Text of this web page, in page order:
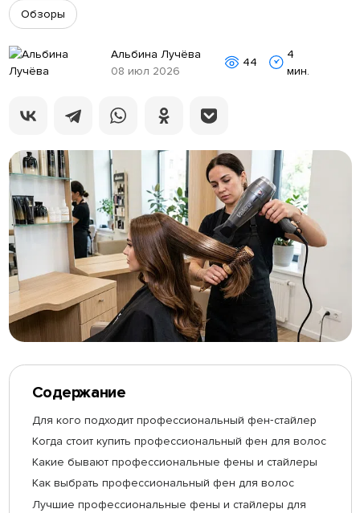
Альбина Лучёва
08 июл 2026
44
4
мин.
Обзоры
Содержание
Для кого подходит профессиональный фен‑стайлер
Когда стоит купить профессиональный фен для волос
Какие бывают профессиональные фены и стайлеры
Как выбрать профессиональный фен для волос
Лучшие профессиональные фены и стайлеры для